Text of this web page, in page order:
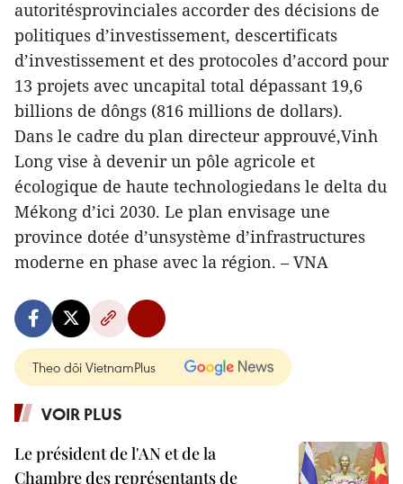
autoritésprovinciales accorder des décisions de
politiques d’investissement, descertificats
d’investissement et des protocoles d’accord pour
13 projets avec uncapital total dépassant 19,6
billions de dôngs (816 millions de dollars).
Dans le cadre du plan directeur approuvé,Vinh
Long vise à devenir un pôle agricole et
écologique de haute technologiedans le delta du
Mékong d’ici 2030. Le plan envisage une
province dotée d’unsystème d’infrastructures
moderne en phase avec la région. – VNA
Theo dõi VietnamPlus
VOIR PLUS
Le président de l'AN et de la
Chambre des représentants de